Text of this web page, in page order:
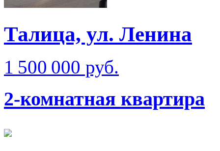
Талица, ул. Ленина
1 500 000 руб.
2-комнатная квартира